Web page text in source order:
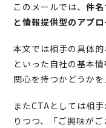
このメールでは、件
と情報提供型のアプ
本文では相手の具体
といった自社の基本
関心を持つかどうかを
またCTAとしては相
りつつ、「ご興味が